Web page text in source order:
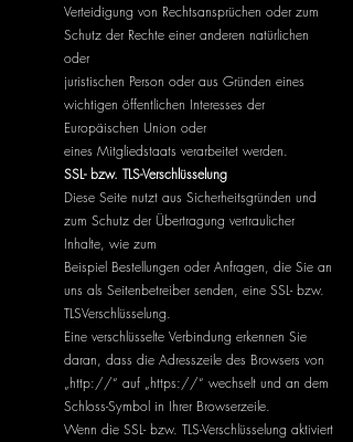
Verteidigung von Rechtsansprüchen oder zum
Schutz der Rechte einer anderen natürlichen
oder
juristischen Person oder aus Gründen eines
wichtigen öffentlichen Interesses der
Europäischen Union oder
eines Mitgliedstaats verarbeitet werden.
SSL- bzw. TLS-Verschlüsselung
Diese Seite nutzt aus Sicherheitsgründen und
zum Schutz der Übertragung vertraulicher
Inhalte, wie zum
Beispiel Bestellungen oder Anfragen, die Sie an
uns als Seitenbetreiber senden, eine SSL- bzw.
TLSVerschlüsselung.
Eine verschlüsselte Verbindung erkennen Sie
daran, dass die Adresszeile des Browsers von
„http://“ auf „https://“ wechselt und an dem
Schloss-Symbol in Ihrer Browserzeile.
Wenn die SSL- bzw. TLS-Verschlüsselung aktiviert